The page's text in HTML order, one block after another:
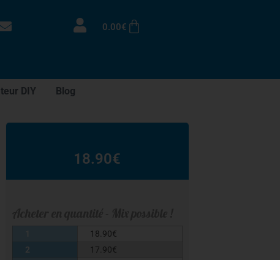
0.00€
DIY Blog
18.90€
18.90€
2
17.90€